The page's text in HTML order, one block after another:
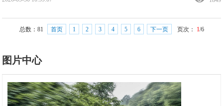
总数： 81 首页 1 2 3 4 5 6 下一页 页次： 1/6
图片中心